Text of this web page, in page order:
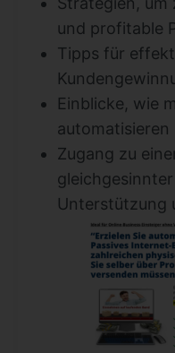
und profitable
Tipps für
Einblicke, wie
automatisieren
Zugang zu
Unterstützung